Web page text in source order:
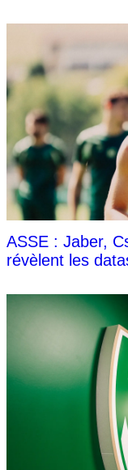
ASSE : Jaber,
révèlent les